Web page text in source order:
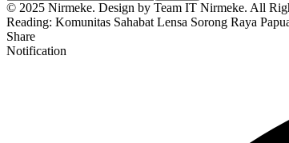
© 2025 Nirmeke. Design by Team IT Nirmeke. All
Reading: Komunitas Sahabat Lensa Sorong Raya
Share
Notification